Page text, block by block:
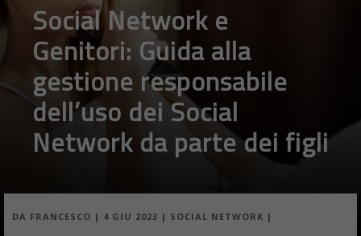
Social Network e
Genitori: Guida alla
gestione responsabile
dell’uso dei Social
Network da parte dei figli
DA FRANCESCO | 4 GIU 2023 | SOCIAL NETWORK |